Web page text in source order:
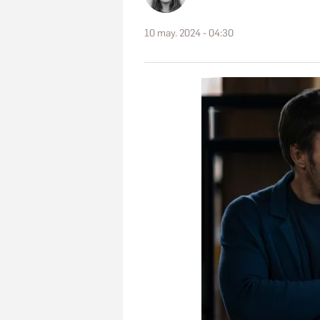
10 may. 2024 - 04:30